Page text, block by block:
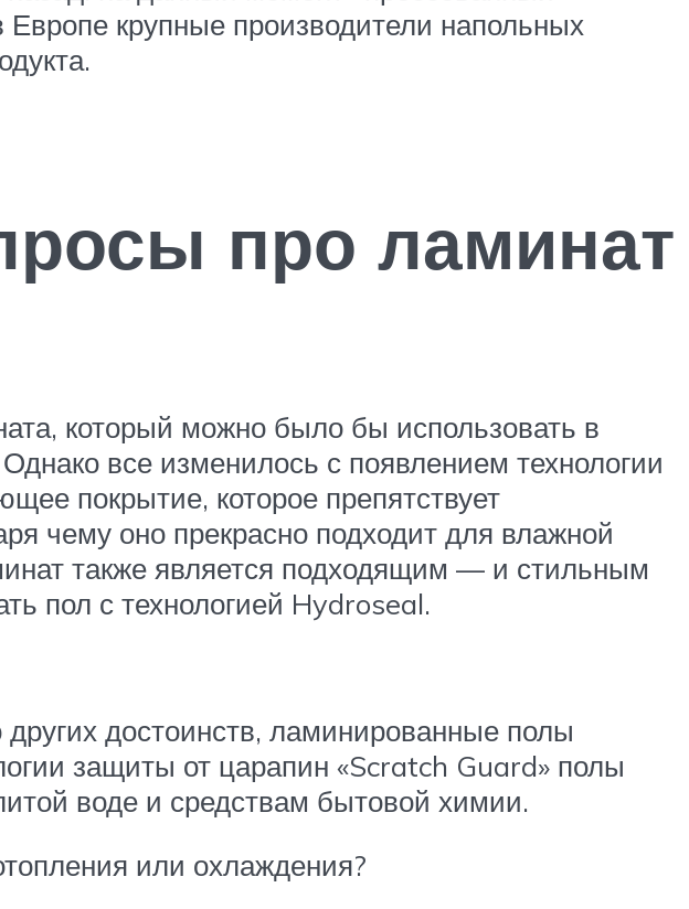
крупные производители напольных
про ламинат
который можно было бы использовать в
все изменилось с появлением технологии
покрытие, которое препятствует
чему оно прекрасно подходит для влажной
также является подходящим — и стильным
пол с технологией Hydroseal.
достоинств, ламинированные полы
защиты от царапин «Scratch Guard» полы
воде и средствам бытовой химии.
или охлаждения?